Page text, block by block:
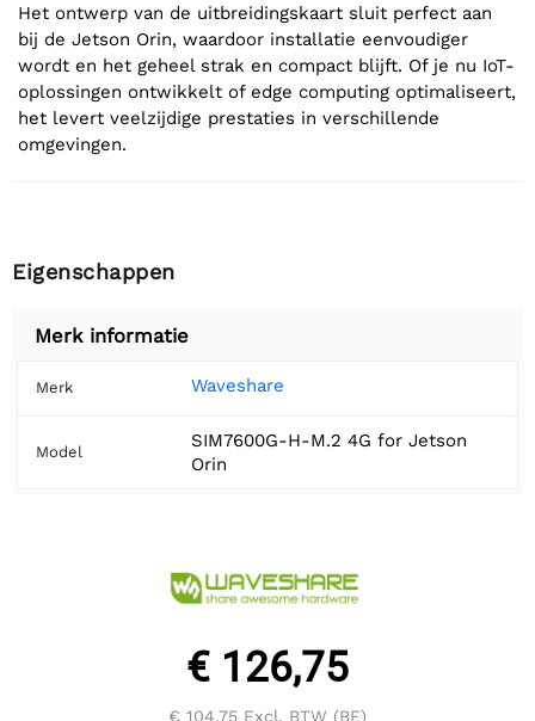
Het ontwerp van de uitbreidingskaart sluit perfect aan
bij de Jetson Orin, waardoor installatie eenvoudiger
wordt en het geheel strak en compact blijft. Of je nu IoT-
oplossingen ontwikkelt of edge computing optimaliseert,
het levert veelzijdige prestaties in verschillende
omgevingen.
Eigenschappen
Merk informatie
Merk Waveshare
Model
SIM7600G-H-M.2 4G for Jetson
Orin
€ 126,75
€ 104,75 Excl. BTW (BE)